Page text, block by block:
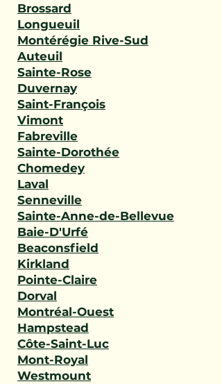
Brossard
Longueuil
Montérégie Rive-Sud
Auteuil
Sainte-Rose
Duvernay
Saint-François
Vimont
Fabreville
Sainte-Dorothée
Chomedey
Laval
Senneville
Sainte-Anne-de-Bellevue
Baie-D'Urfé
Beaconsfield
Kirkland
Pointe-Claire
Dorval
Montréal-Ouest
Hampstead
Côte-Saint-Luc
Mont-Royal
Westmount